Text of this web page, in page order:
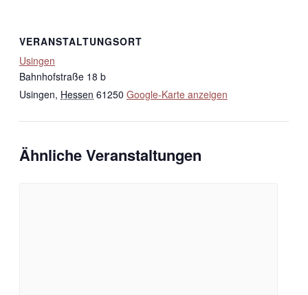
VERANSTALTUNGSORT
Usingen
Bahnhofstraße 18 b
Usingen, Hessen 61250 Google-Karte anzeigen
Ähnliche Veranstaltungen